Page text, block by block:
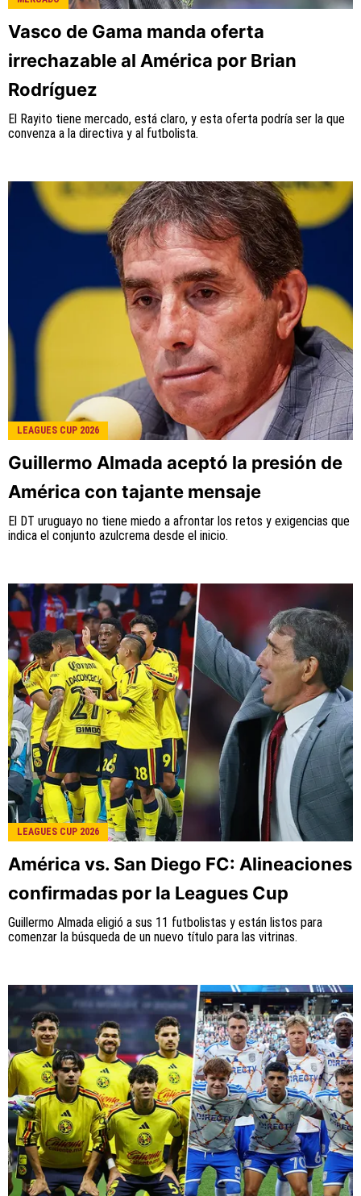
Vasco de Gama manda oferta
irrechazable al América por Brian
Rodríguez
El Rayito tiene mercado, está claro, y esta oferta podría ser la que
convenza a la directiva y al futbolista.
LEAGUES CUP 2026
Guillermo Almada aceptó la presión de
América con tajante mensaje
El DT uruguayo no tiene miedo a afrontar los retos y exigencias que
indica el conjunto azulcrema desde el inicio.
LEAGUES CUP 2026
América vs. San Diego FC: Alineaciones
confirmadas por la Leagues Cup
Guillermo Almada eligió a sus 11 futbolistas y están listos para
comenzar la búsqueda de un nuevo título para las vitrinas.